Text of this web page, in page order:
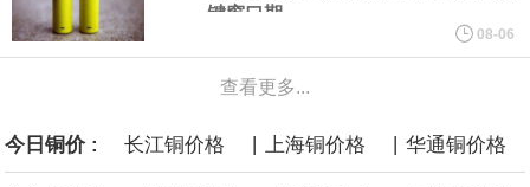
季调失业率 3%，预期 3%，前值 2.9%。
商品期货收盘，黄金连续涨3.44%，焦炭连续涨2.72%，铁矿石连续
涨2.64%，镍连续跌2.62%，白银连续涨2.61%。
键窗口期
08-06
查看更多...
今日铜价 : 长江铜价格 | 上海铜价格 | 华通铜价格